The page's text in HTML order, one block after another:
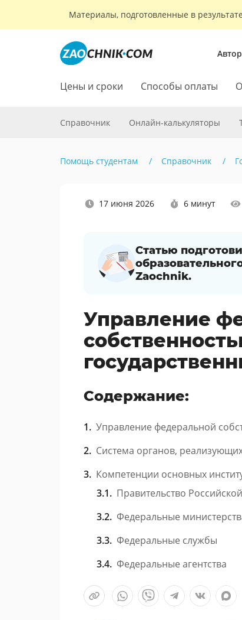
Материалы, подготовленные в
Цены и сроки Способы оплаты
Справочник Онлайн-калькуляторы
Помощь студентам Справочник
17 июня 2026 6 минут
Статью
Zaochnik.
Управление
Содержание:
Управление федеральной
Система органов,
Компетенции основных
Правительство
Федеральные
Федеральные службы
Федеральные агентства